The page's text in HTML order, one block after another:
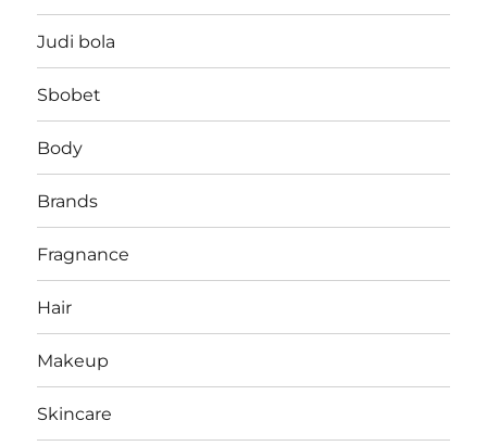
Judi bola
Sbobet
Body
Brands
Fragnance
Hair
Makeup
Skincare